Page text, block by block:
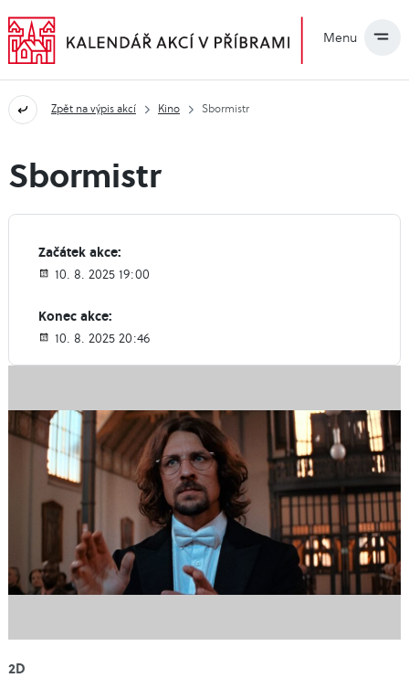
Menu
Zpět na výpis akcí Kino Sbormistr
Sbormistr
Začátek akce:
10. 8. 2025 19:00
Konec akce:
10. 8. 2025 20:46
2D